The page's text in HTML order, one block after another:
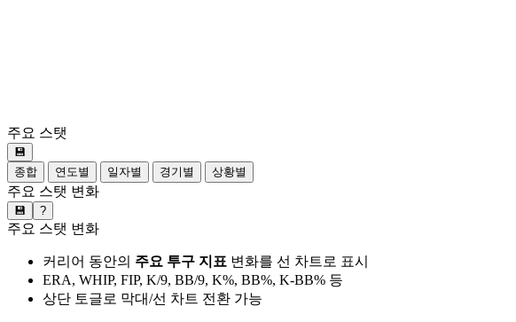
주요 스탯
💾
종합
연도별 일자별 경기별 상황별
주요 스탯 변화
💾 ?
주요 스탯 변화
커리어 동안의 주요 투구 지표 변화를 선 차트로 표시
ERA, WHIP, FIP, K/9, BB/9, K%, BB%, K-BB% 등
상단 토글로 막대/선 차트 전환 가능